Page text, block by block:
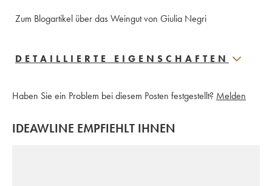
Zum Blogartikel über das Weingut von Giulia Negri
DETAILLIERTE EIGENSCHAFTEN
Haben Sie ein Problem bei diesem Posten festgestellt? Melden
IDEAWLINE EMPFIEHLT IHNEN